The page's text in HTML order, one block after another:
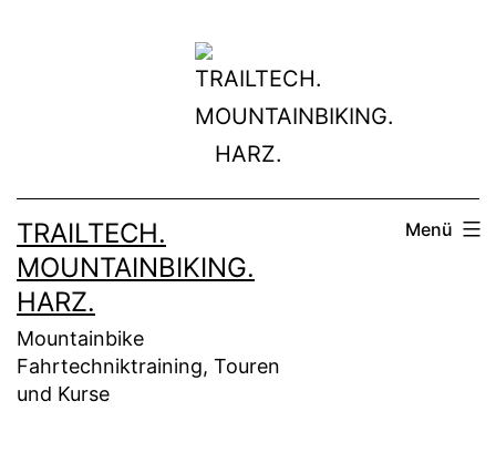
TRAILTECH.
MOUNTAINBIKING.
HARZ.
Mountainbike
Fahrtechniktraining, Touren
und Kurse
Menü